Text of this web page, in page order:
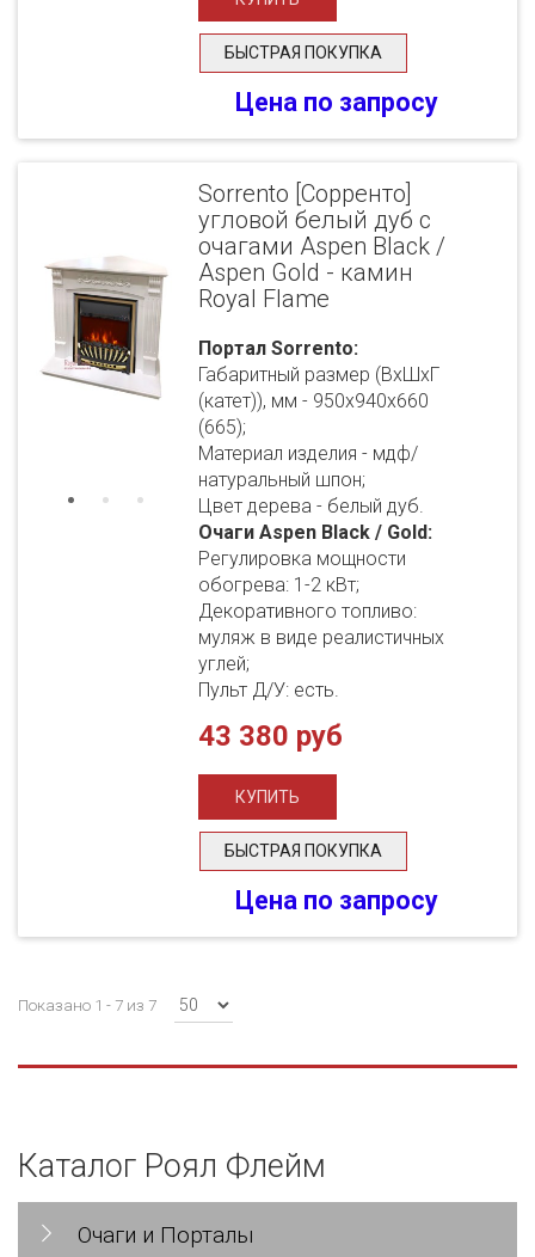
БЫСТРАЯ ПОКУПКА
Цена по запросу
Sorrento [Сорренто]
угловой белый дуб с
очагами Aspen Black /
Aspen Gold - камин
Royal Flame
Портал Sorrento:
Габаритный размер (ВхШхГ
(катет)), мм - 950х940х660
(665);
Материал изделия - мдф/
натуральный шпон;
Цвет дерева - белый дуб.
Очаги Aspen Black / Gold:
Регулировка мощности
обогрева: 1-2 кВт;
Декоративного топливо:
муляж в виде реалистичных
углей;
Пульт Д/У: есть.
43 380 руб
БЫСТРАЯ ПОКУПКА
Цена по запросу
Показано 1 - 7 из 7
Каталог Роял Флейм
Очаги и Порталы